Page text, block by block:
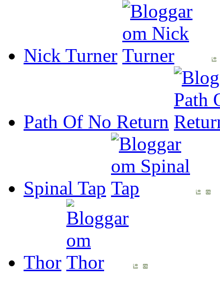
Nick Turner
Path Of No Return
Spinal Tap
Thor